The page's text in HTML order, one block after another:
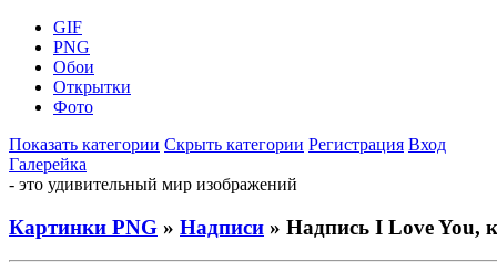
GIF
PNG
Обои
Открытки
Фото
Показать категории Скрыть категории Регистрация Вход
Галерейка
- это удивительный мир изображений
Картинки PNG » Надписи » Надпись I Love You,